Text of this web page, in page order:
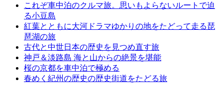
これぞ車中泊のクルマ旅。思いもよらないルートで迫
る小豆島
紅葉とともに大河ドラマゆかりの地をたどって走る琵
琶湖の旅
古代と中世日本の歴史を見つめ直す旅
神戸＆淡路島 海と山からの絶景を堪能
桜の京都を車中泊で極める
春めく紀州の歴史の歴史街道をたどる旅